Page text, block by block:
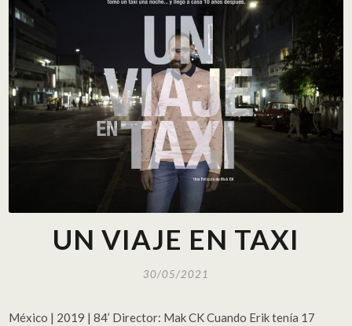
UN VIAJE EN TAXI
30/05/2021
México | 2019 | 84’ Director: Mak CK Cuando Erik tenía 17